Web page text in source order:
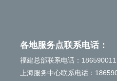
各地服务点联系电话：
福建总部联系电话：
上海服务中心联系电话：